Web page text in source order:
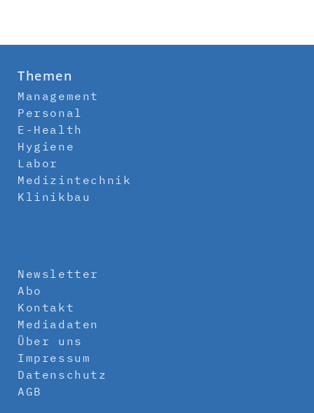
Themen
Management
Personal
E-Health
Hygiene
Labor
Medizintechnik
Klinikbau
Newsletter
Abo
Kontakt
Mediadaten
Über uns
Impressum
Datenschutz
AGB